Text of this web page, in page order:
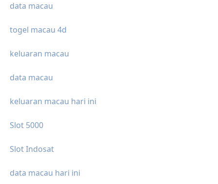
data macau
togel macau 4d
keluaran macau
data macau
keluaran macau hari ini
Slot 5000
Slot Indosat
data macau hari ini